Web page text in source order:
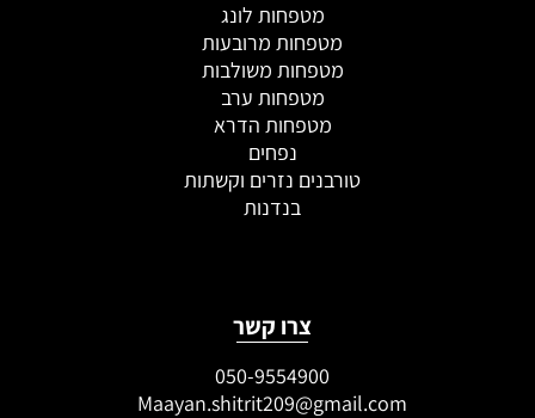
מטפחות לונג
מטפחות מרובעות
מטפחות משולבות
מטפחות ערב
מטפחות הדרא
נפחים
טורבנים נזרים וקשתות
בנדנות
צרו קשר
050-9554900
Maayan.shitrit209@gmail.com